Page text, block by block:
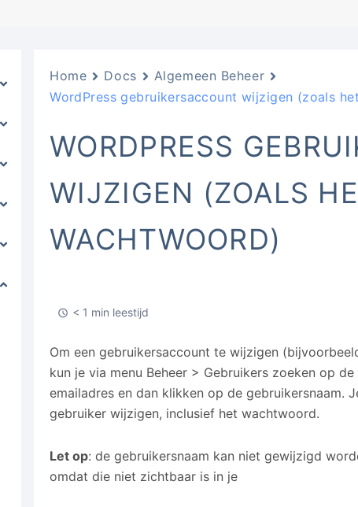
Home Docs
Algemeen Beheer
WordPress gebruikersaccount wijzigen (zoals
WORDPRESS
WIJZIGEN (ZOALS
WACHTWOORD)
< 1 min leestijd
Om een gebruikersaccount te wijzigen
kun je via menu Beheer > Gebruikers zoeken op
emailadres en dan klikken op de gebruikersnaam.
gebruiker wijzigen, inclusief het wachtwoord.
Let op: de gebruikersnaam kan niet gewijzigd
omdat die niet zichtbaar is in je